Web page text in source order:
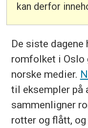
kan derfor
De siste
romfolket i Oslo
norske medier.
til eksempler på
sammenligner
rotter og flått,